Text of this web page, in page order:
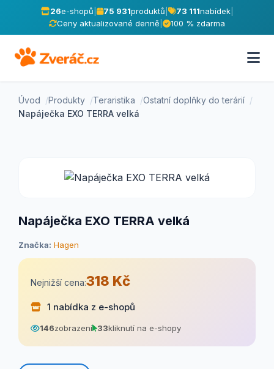
26e-shopů 75 931produktů 73 111nabídek|
Ceny aktualizované denně
100 % zdarma
Úvod Produkty Teraristika
Ostatní doplňky do terárií
Napáječka EXO TERRA velká
Napáječka EXO TERRA velká
Značka: Hagen
Nejnižší cena:318 Kč
1 nabídka z e-shopů
146zobrazení 33kliknutí na e-shopy